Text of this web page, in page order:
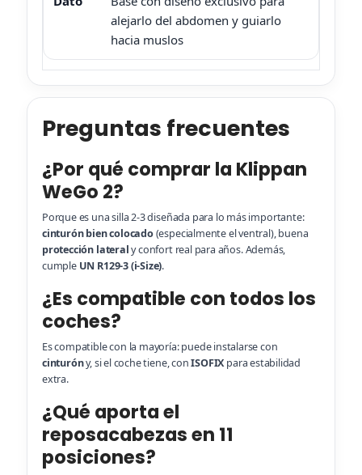
alejarlo del abdomen y guiarlo
hacia muslos
Preguntas frecuentes
¿Por qué comprar la Klippan
WeGo 2?
Porque es una silla 2-3 diseñada para lo más importante:
cinturón bien colocado(especialmente el ventral), buena
protección lateraly confort real para años. Además,
cumple UN R129-3 (i-Size).
¿Es compatible con todos los
coches?
Es compatible con la mayoría: puede instalarse con
cinturóny, si el coche tiene, conISOFIXpara estabilidad
extra.
¿Qué aporta el
reposacabezas en 11
posiciones?